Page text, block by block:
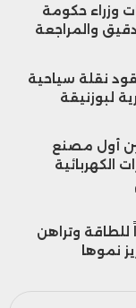
وزراء حكومة
والمراجعة
نقلة سياحية
لبوزنيقة
أول مصنع
الكهربائية
للطاقة وتراهن
نموها